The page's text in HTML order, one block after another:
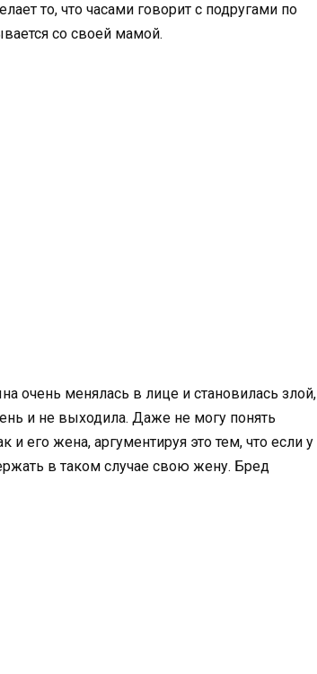
то, что часами говорит с подругами по
со своей мамой.
очень менялась в лице и становилась злой,
и не выходила. Даже не могу понять
и его жена, аргументируя это тем, что если у
в таком случае свою жену. Бред